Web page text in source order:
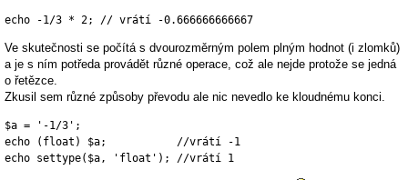
echo -1/3 * 2; // vrátí -0.666666666667
Ve skutečnosti se počítá s dvourozměrným polem plným hodnot (i zlomků)
a je s ním potředa provádět různé operace, což ale nejde protože se jedná
o řetězce.
Zkusil sem různé způsoby převodu ale nic nevedlo ke kloudnému konci.
$a = '-1/3';
echo (float) $a;           //vrátí -1
echo settype($a, 'float'); //vrátí 1